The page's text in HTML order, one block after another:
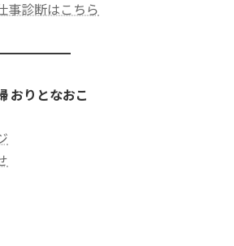
事診断はこちら
おりとなおこ